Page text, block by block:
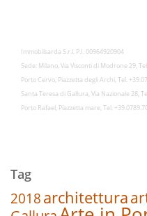
Immobilsarda S.r.l. P.I. 00964920904
Sede: Milano, Via Visconti di Modrone 29,
Porto Cervo, Piazzetta degli Archi, Tel.
Santa Teresa di Gallura, Via Nazionale 28,
Porto Rafael, Piazzetta mare, Tel.
Tag
2018architettura